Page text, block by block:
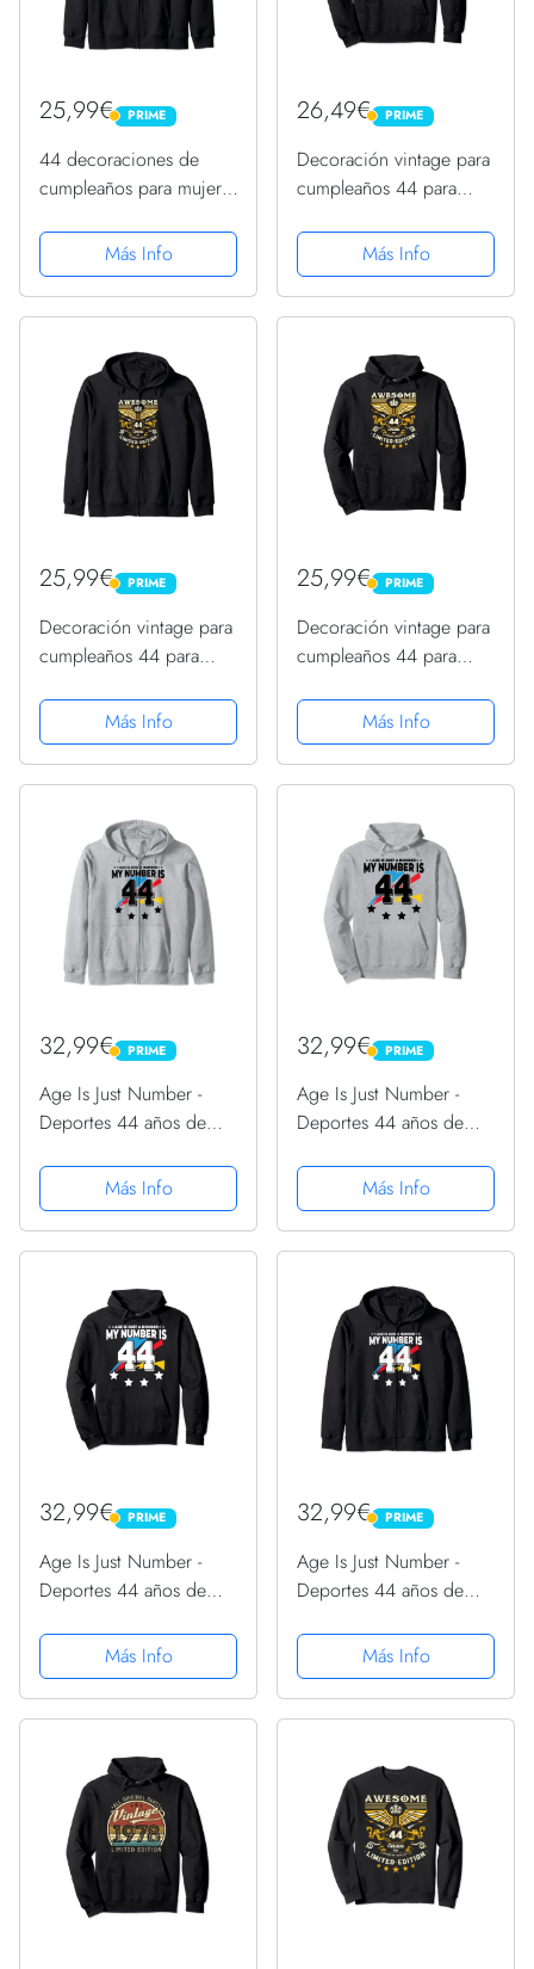
25,99€ PRIME
PRIME
44 decoraciones de
cumpleaños para mujer,
44 Sudadera con
Capucha
Más Info
26,49€ PRIME
PRIME
Decoración vintage para
cumpleaños 44 para
cumpleaños 44
Sudadera con Capucha
Más Info
25,99€ PRIME
PRIME
Decoración vintage para
cumpleaños 44 para
cumpleaños 44
Sudadera con Capucha
Más Info
25,99€ PRIME
PRIME
Decoración vintage para
cumpleaños 44 para
cumpleaños 44
Sudadera con Capucha
Más Info
32,99€ PRIME
PRIME
Age Is Just Number -
Deportes 44 años de
cumpleaños 44
Sudadera con Capucha
Más Info
32,99€ PRIME
PRIME
Age Is Just Number -
Deportes 44 años de
cumpleaños 44
Sudadera con Capucha
Más Info
32,99€ PRIME
PRIME
Age Is Just Number -
Deportes 44 años de
cumpleaños 44
Sudadera con Capucha
Más Info
32,99€ PRIME
PRIME
Age Is Just Number -
Deportes 44 años de
cumpleaños 44
Sudadera con Capucha
Más Info